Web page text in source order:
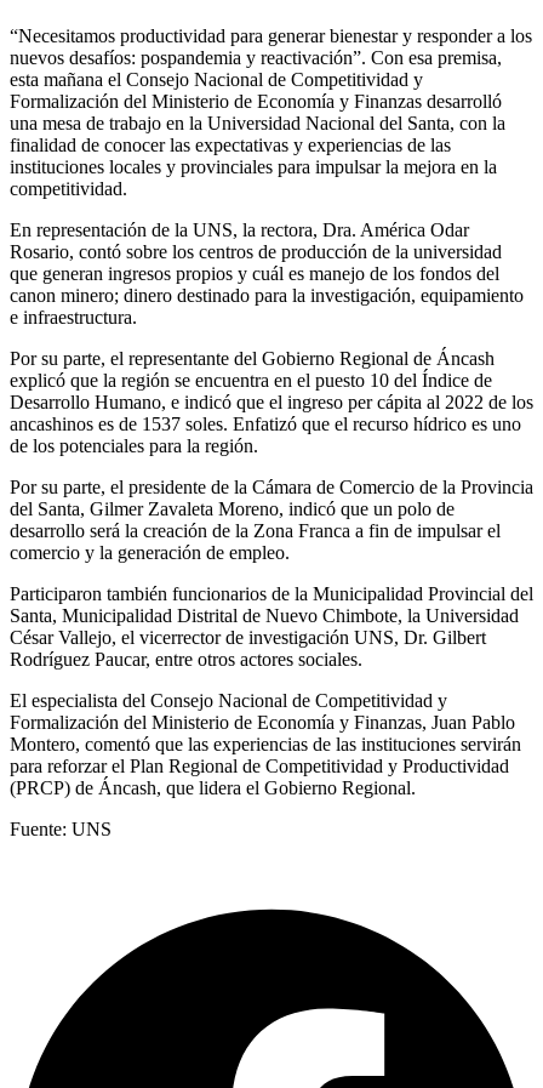
“Necesitamos productividad para generar bienestar y responder a los
nuevos desafíos: pospandemia y reactivación”. Con esa premisa,
esta mañana el Consejo Nacional de Competitividad y
Formalización del Ministerio de Economía y Finanzas desarrolló
una mesa de trabajo en la Universidad Nacional del Santa, con la
finalidad de conocer las expectativas y experiencias de las
instituciones locales y provinciales para impulsar la mejora en la
competitividad.
En representación de la UNS, la rectora, Dra. América Odar
Rosario, contó sobre los centros de producción de la universidad
que generan ingresos propios y cuál es manejo de los fondos del
canon minero; dinero destinado para la investigación, equipamiento
e infraestructura.
Por su parte, el representante del Gobierno Regional de Áncash
explicó que la región se encuentra en el puesto 10 del Índice de
Desarrollo Humano, e indicó que el ingreso per cápita al 2022 de los
ancashinos es de 1537 soles. Enfatizó que el recurso hídrico es uno
de los potenciales para la región.
Por su parte, el presidente de la Cámara de Comercio de la Provincia
del Santa, Gilmer Zavaleta Moreno, indicó que un polo de
desarrollo será la creación de la Zona Franca a fin de impulsar el
comercio y la generación de empleo.
Participaron también funcionarios de la Municipalidad Provincial del
Santa, Municipalidad Distrital de Nuevo Chimbote, la Universidad
César Vallejo, el vicerrector de investigación UNS, Dr. Gilbert
Rodríguez Paucar, entre otros actores sociales.
El especialista del Consejo Nacional de Competitividad y
Formalización del Ministerio de Economía y Finanzas, Juan Pablo
Montero, comentó que las experiencias de las instituciones servirán
para reforzar el Plan Regional de Competitividad y Productividad
(PRCP) de Áncash, que lidera el Gobierno Regional.
Fuente: UNS